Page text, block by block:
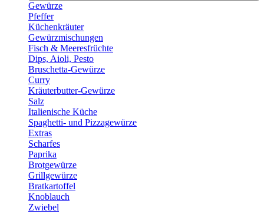
Gewürze
Pfeffer
Küchenkräuter
Gewürzmischungen
Fisch & Meeresfrüchte
Dips, Aioli, Pesto
Bruschetta-Gewürze
Curry
Kräuterbutter-Gewürze
Salz
Italienische Küche
Spaghetti- und Pizzagewürze
Extras
Scharfes
Paprika
Brotgewürze
Grillgewürze
Bratkartoffel
Knoblauch
Zwiebel